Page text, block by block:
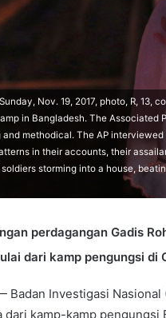
Nov. 19, 2017, photo, R,
in Bangladesh. The Associated
and methodical. The AP
in their accounts, their
storming into a house,
perdagangan Gadis
dari kamp pengungsi di
Badan Investigasi Nasional
dari kamp-kamp pengungsi